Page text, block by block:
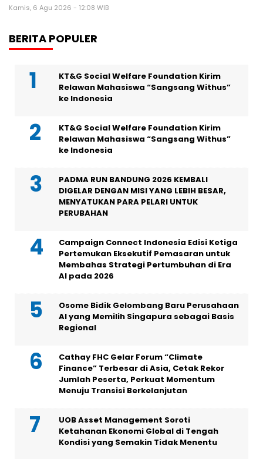
Kamis, 6 Agu 2026 - 12:08 WIB
BERITA POPULER
KT&G Social Welfare Foundation Kirim
Relawan Mahasiswa “Sangsang Withus”
ke Indonesia
KT&G Social Welfare Foundation Kirim
Relawan Mahasiswa “Sangsang Withus”
ke Indonesia
PADMA RUN BANDUNG 2026 KEMBALI
DIGELAR DENGAN MISI YANG LEBIH BESAR,
MENYATUKAN PARA PELARI UNTUK
PERUBAHAN
Campaign Connect Indonesia Edisi Ketiga
Pertemukan Eksekutif Pemasaran untuk
Membahas Strategi Pertumbuhan di Era
AI pada 2026
Osome Bidik Gelombang Baru Perusahaan
AI yang Memilih Singapura sebagai Basis
Regional
Cathay FHC Gelar Forum “Climate
Finance” Terbesar di Asia, Cetak Rekor
Jumlah Peserta, Perkuat Momentum
Menuju Transisi Berkelanjutan
UOB Asset Management Soroti
Ketahanan Ekonomi Global di Tengah
Kondisi yang Semakin Tidak Menentu